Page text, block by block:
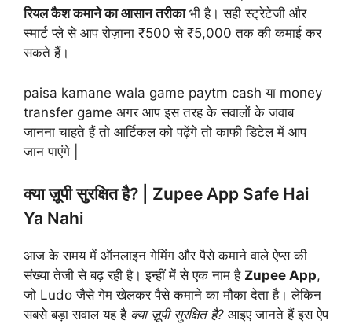
रियल कैश कमाने का आसान तरीकाभी है। सही स्ट्रेटेजी और
स्मार्ट प्ले से आप रोज़ाना ₹500 से ₹5,000 तक की कमाई कर
सकते हैं।
paisa kamane wala game paytm cash या money
transfer game अगर आप इस तरह के सवालों के जवाब
जानना चाहते हैं तो आर्टिकल को पढ़ेंगे तो काफी डिटेल में आप
जान पाएंगे |
क्या ज़ूपी सुरक्षित है? | Zupee App Safe Hai
Ya Nahi
आज के समय में ऑनलाइन गेमिंग और पैसे कमाने वाले ऐप्स की
संख्या तेजी से बढ़ रही है। इन्हीं में से एक नाम है Zupee App,
जो Ludo जैसे गेम खेलकर पैसे कमाने का मौका देता है। लेकिन
सबसे बड़ा सवाल यह है क्या ज़ूपी सुरक्षित है? आइए जानते हैं इस ऐप